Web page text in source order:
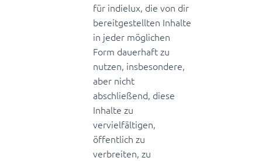
für indielux, die von dir
bereitgestellten Inhalte
in jeder möglichen
Form dauerhaft zu
nutzen, insbesondere,
aber nicht
abschließend, diese
Inhalte zu
vervielfältigen,
öffentlich zu
verbreiten, zu